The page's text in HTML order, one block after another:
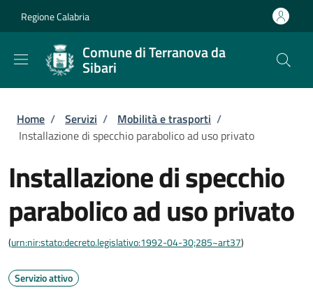
Regione Calabria
Comune di Terranova da
Sibari
Briciole di pane
Home / Servizi / Mobilità e trasporti /
Installazione di specchio parabolico ad uso privato
Installazione di specchio
parabolico ad uso privato
(urn:nir:stato:decreto.legislativo:1992-04-30;285~art37)
Servizio attivo